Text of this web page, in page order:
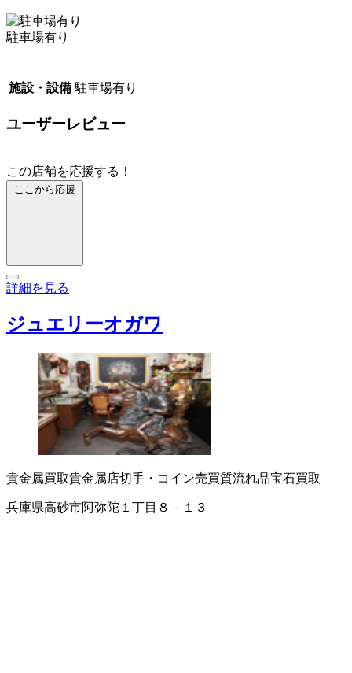
駐車場有り
施設・設備 駐車場有り
ユーザーレビュー
この店舗を応援する！
ここから応援
詳細を見る
ジュエリーオガワ
貴金属買取貴金属店切手・コイン売買質流れ品宝石買取
兵庫県高砂市阿弥陀１丁目８－１３